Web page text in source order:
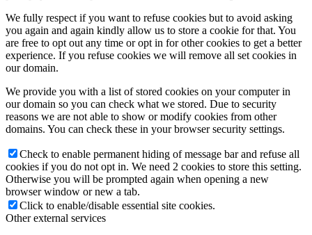
We fully respect if you want to refuse cookies but to avoid asking
you again and again kindly allow us to store a cookie for that. You
are free to opt out any time or opt in for other cookies to get a better
experience. If you refuse cookies we will remove all set cookies in
our domain.
We provide you with a list of stored cookies on your computer in
our domain so you can check what we stored. Due to security
reasons we are not able to show or modify cookies from other
domains. You can check these in your browser security settings.
Check to enable permanent hiding of message bar and refuse all
cookies if you do not opt in. We need 2 cookies to store this setting.
Otherwise you will be prompted again when opening a new
browser window or new a tab.
Click to enable/disable essential site cookies.
Other external services